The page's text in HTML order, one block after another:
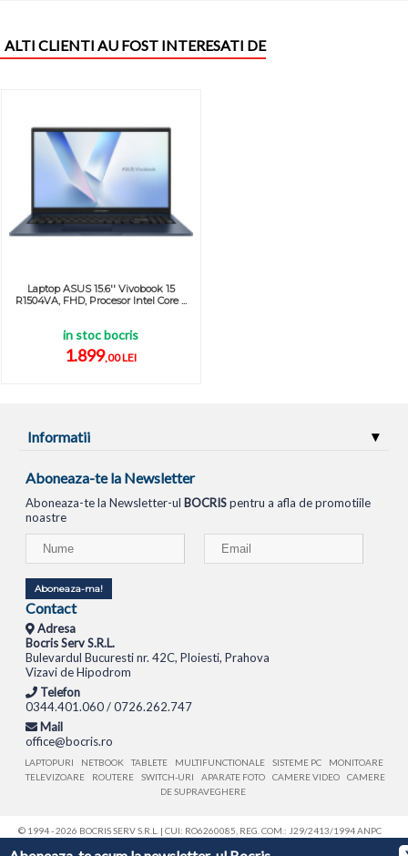
ALTI CLIENTI AU FOST INTERESATI DE
Laptop ASUS 15.6'' Vivobook 15
R1504VA, FHD, Procesor Intel Core ...
in stoc bocris
1.899,00 LEI
Informatii
Aboneaza-te la Newsletter
Aboneaza-te la Newsletter-ul BOCRISpentru a afla de promotiile
noastre
Aboneaza-ma!
Contact
Adresa
Bocris Serv S.R.L.
Bulevardul Bucuresti nr. 42C, Ploiesti, Prahova
Vizavi de Hipodrom
Telefon
0344.401.060 / 0726.262.747
Mail
office@bocris.ro
LAPTOPURI NETBOOK TABLETE MULTIFUNCTIONALE SISTEME PC
MONITOARE
TELEVIZOARE
ROUTERE SWITCH-URI APARATE FOTO CAMERE VIDEO
CAMERE
DE SUPRAVEGHERE
© 1994 - 2026 BOCRIS SERV S.R.L. | CUI: RO6260085, REG. COM.: J29/2413/1994ANPC